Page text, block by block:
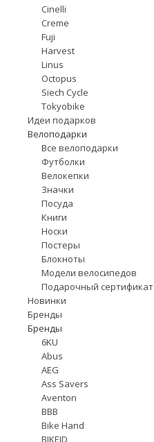
Cinelli
Creme
Fuji
Harvest
Linus
Octopus
Siech Cycle
Tokyobike
Идеи подарков
Велоподарки
Все велоподарки
Футболки
Велокепки
Значки
Посуда
Книги
Носки
Постеры
Блокноты
Модели велосипедов
Подарочный сертификат
Новинки
Бренды
Бренды
6KU
Abus
AEG
Ass Savers
Aventon
BBB
Bike Hand
BIKEID